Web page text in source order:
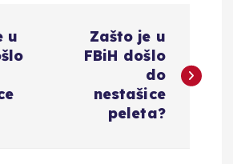
u
Zašto je u
FBiH došlo
do
nestašice
peleta?